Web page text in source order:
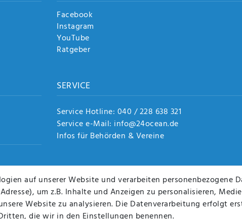
Facebook
Instagram
YouTube
Ratgeber
SERVICE
Service Hotline: 040 / 228 638 321
Service e-Mail: info@24ocean.de
Infos für Behörden & Vereine
auf unserer Website und verarbeiten personenbezogene
um z.B. Inhalte und Anzeigen zu personalisieren,
Website zu analysieren. Die Datenverarbeitung erfolgt